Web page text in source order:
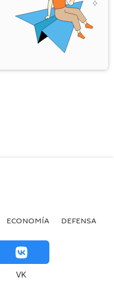
ECONOMÍA DEFENSA
VK